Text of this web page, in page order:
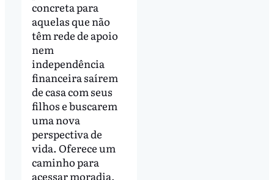
concreta para
aquelas que não
têm rede de apoio
nem
independência
financeira saírem
de casa com seus
filhos e buscarem
uma nova
perspectiva de
vida. Oferece um
caminho para
acessar moradia,